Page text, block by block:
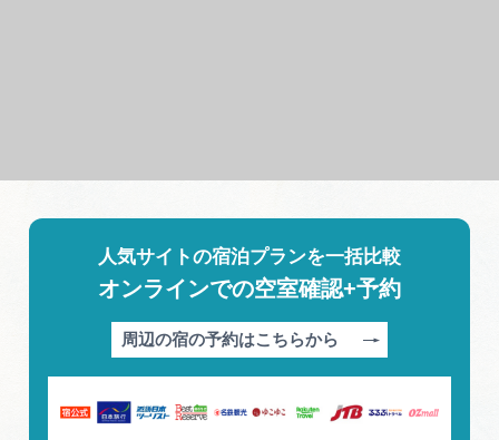
人気サイトの宿泊プランを一括比較
オンラインでの空室確認+予約
周辺の宿の予約はこちらから